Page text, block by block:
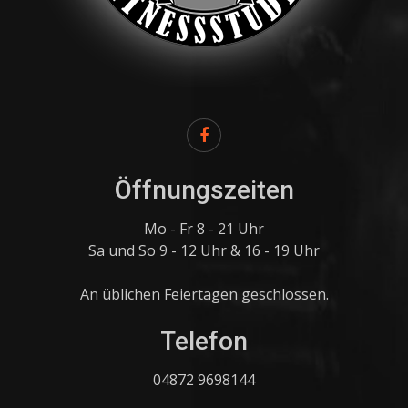
Öffnungszeiten
Mo - Fr 8 - 21 Uhr
Sa und So 9 - 12 Uhr & 16 - 19 Uhr
An üblichen Feiertagen geschlossen.
Telefon
04872 9698144